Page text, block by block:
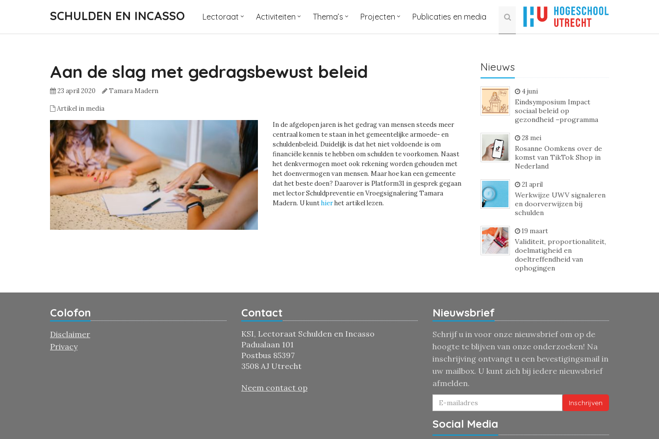
SCHULDEN EN INCASSO Lectoraat Activiteiten Thema’s Projecten Publicaties en media
Aan de slag met gedragsbewust beleid
23 april 2020 Tamara Madern
Artikel in media
In de afgelopen jaren is het gedrag van mensen steeds meer
centraal komen te staan in het gemeentelijke armoede- en
schuldenbeleid. Duidelijk is dat het niet voldoende is om
financiële kennis te hebben om schulden te voorkomen. Naast
het denkvermogen moet ook rekening worden gehouden met
het doenvermogen van mensen. Maar hoe kan een gemeente
dat het beste doen? Daarover is Platform31 in gesprek gegaan
met lector Schuldpreventie en Vroegsignalering Tamara
Madern. U kunthierhet artikel lezen.
Nieuws
4 juni
Eindsymposium Impact
sociaal beleid op
gezondheid –programma
28 mei
Rosanne Oomkens over de
komst van TikTok Shop in
Nederland
21 april
Werkwijze UWV signaleren
en doorverwijzen bij
schulden
19 maart
Validiteit, proportionaliteit,
doelmatigheid en
doeltreffendheid van
ophogingen
Colofon
Disclaimer
Privacy
Contact
KSI, Lectoraat Schulden en Incasso
Padualaan 101
Postbus 85397
3508 AJ Utrecht
Neem contact op
Nieuwsbrief
Schrijf u in voor onze nieuwsbrief om op de
hoogte te blijven van onze onderzoeken! Na
inschrijving ontvangt u een bevestigingsmail in
uw mailbox. U kunt zich bij iedere nieuwsbrief
afmelden.
Inschrijven
Social Media